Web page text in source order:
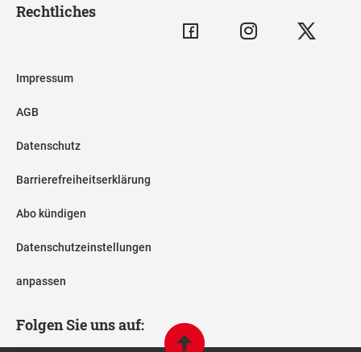
Rechtliches
Impressum
AGB
Datenschutz
Barrierefreiheitserklärung
Abo kündigen
Datenschutzeinstellungen
anpassen
Folgen Sie uns auf: